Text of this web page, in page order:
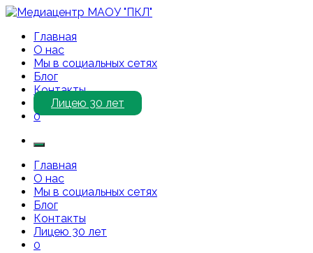
Перейти
содержимому
Медиацентр МАОУ "ПКЛ"
Приветствуем Вас на нашем сайте!
Главная
О нас
Мы в социальных сетях
Блог
Контакты
Лицею 30 лет
0
Главная
О нас
Мы в социальных сетях
Блог
Контакты
Лицею 30 лет
0